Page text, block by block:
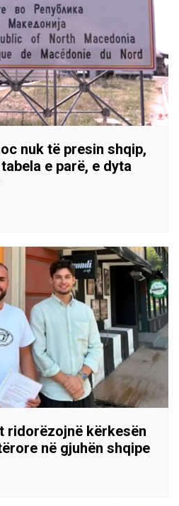
nuk të presin shqip,
e parë, e dyta
ridorëzojnë kërkesën
në gjuhën shqipe